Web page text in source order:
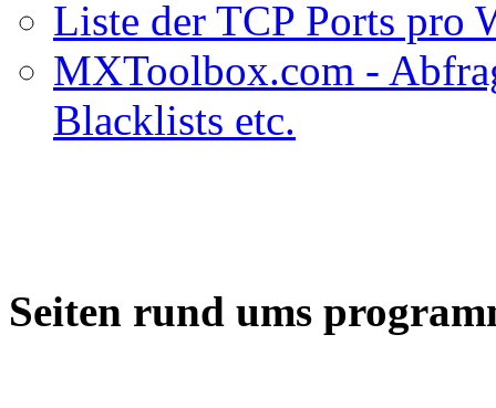
Liste der TCP Ports pro
MXToolbox.com -
Blacklists etc.
Seiten rund ums